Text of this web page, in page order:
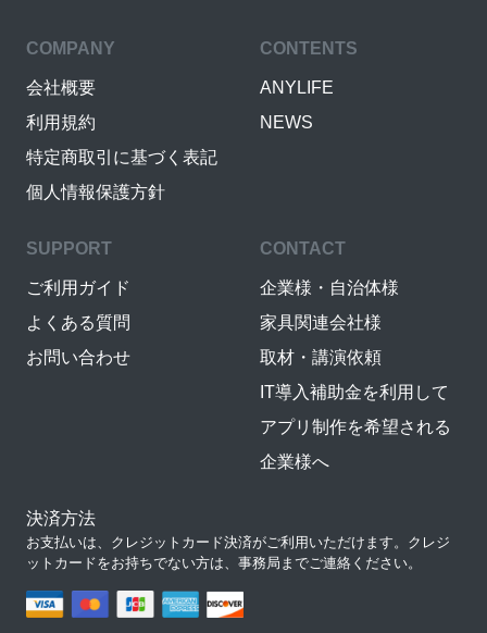
COMPANY
会社概要
利用規約
特定商取引に基づく表記
個人情報保護方針
CONTENTS
ANYLIFE
NEWS
SUPPORT
ご利用ガイド
よくある質問
お問い合わせ
CONTACT
企業様・自治体様
家具関連会社様
取材・講演依頼
IT導入補助金を利用して
アプリ制作を希望される
企業様へ
決済方法
お支払いは、クレジットカード決済がご利用いただけます。クレジ
ットカードをお持ちでない方は、事務局までご連絡ください。